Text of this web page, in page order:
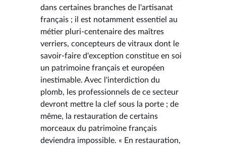
dans certaines branches de l'artisanat
français ; il est notamment essentiel au
métier pluri-centenaire des maîtres
verriers, concepteurs de vitraux dont le
savoir-faire d'exception constitue en soi
un patrimoine français et européen
inestimable. Avec l'interdiction du
plomb, les professionnels de ce secteur
devront mettre la clef sous la porte ; de
même, la restauration de certains
morceaux du patrimoine français
deviendra impossible. « En restauration,